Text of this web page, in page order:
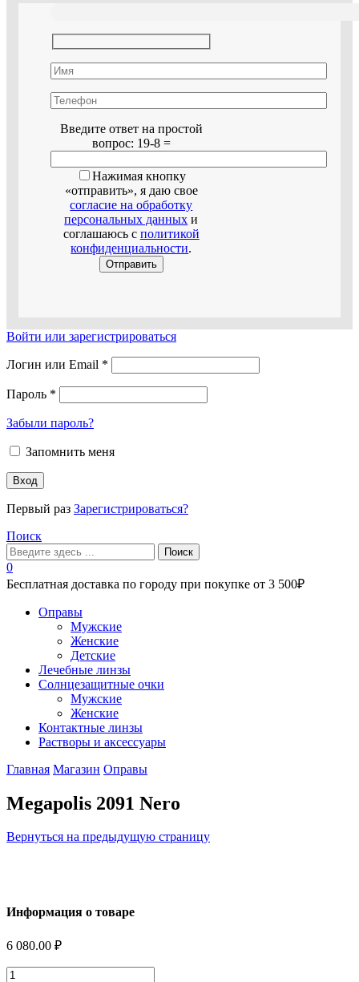
Введите ответ на простой
вопрос: 19-8 =
Нажимая кнопку
«отправить», я даю свое
согласие на обработку
персональных данных и
соглашаюсь с политикой
конфиденциальности.
Войти или зарегистрироваться
Логин или Email *
Пароль *
Забыли пароль?
Запомнить меня
Вход
Первый раз Зарегистрироваться?
Поиск
Поиск
0
Бесплатная доставка по городу при покупке от 3 500₽
Оправы
Мужские
Женские
Детские
Лечебные линзы
Солнцезащитные очки
Мужские
Женские
Контактные линзы
Растворы и аксессуары
Главная Магазин Оправы
Megapolis 2091 Nero
Вернуться на предыдущую страницу
Информация о товаре
6 080.00 ₽
Количество